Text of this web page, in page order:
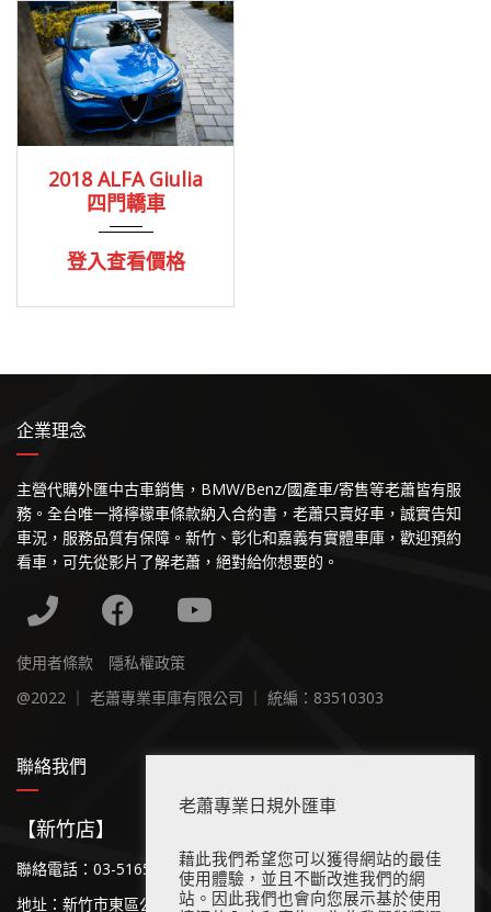
2018 ALFA Giulia
四門轎車
登入查看價格
企業理念
主營代購外匯中古車銷售，BMW/Benz/國產車/寄售等老蕭皆有服
務。全台唯一將檸檬車條款納入合約書，老蕭只賣好車，誠實告知
車況，服務品質有保障。新竹、彰化和嘉義有實體車庫，歡迎預約
看車，可先從影片了解老蕭，絕對給你想要的。
使用者條款
隱私權政策
@2022 ｜ 老蕭專業車庫有限公司 ｜ 統編：83510303
聯絡我們
【新竹店】
聯絡電話：03-5165-111
地址：新竹市東區公道五路二段536號
老蕭專業日規外匯車
藉此我們希望您可以獲得網站的最佳
使用體驗，並且不斷改進我們的網
站。因此我們也會向您展示基於使用